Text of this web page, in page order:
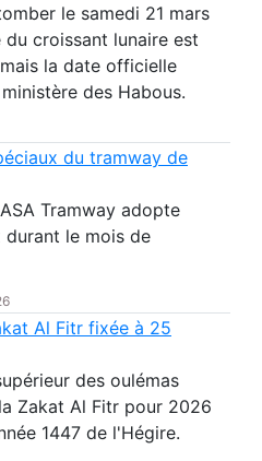
le samedi 21 mars
croissant lunaire est
la date officielle
des Habous.
du tramway de
Tramway adopte
durant le mois de
Al Fitr fixée à 25
des oulémas
Zakat Al Fitr pour 2026
1447 de l'Hégire.